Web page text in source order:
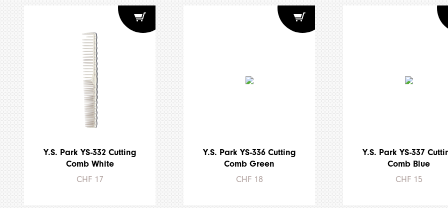
Y.S. Park YS-332 Cutting
Comb White
CHF 17
Y.S. Park YS-336 Cutting
Comb Green
CHF 18
Y.S. Park YS-337
Comb Blue
CHF 15